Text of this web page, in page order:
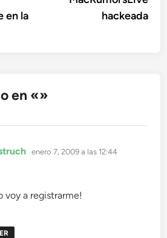
en la
hackeada
en «»
dice:
enero 7, 2009 a las 12:44
voy a registrarme!